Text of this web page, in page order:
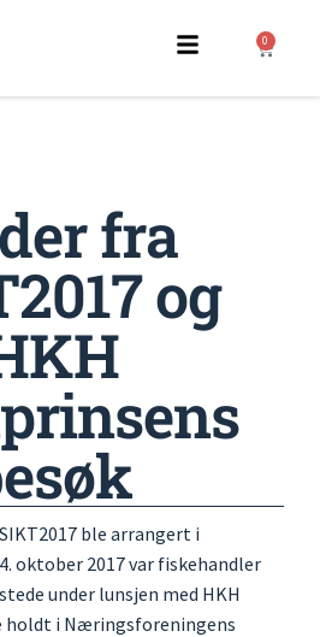
0
fra
og
ble arrangert i
oktober 2017 var fiskehandler
under lunsjen med HKH
holdt i Næringsforeningens